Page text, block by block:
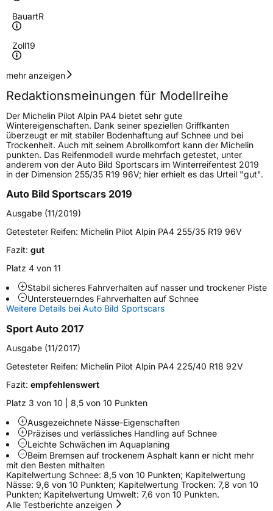
BauartR
Zoll19
Geschwindigkeitsindex
Höchstgeschwindigkeit
240 km/h
Lastindex103
Höchstlast875 kg
Gewicht (in kg)14,2 kg
Generelle Merkmale
FahrzeugtypPKW
VerwendungWinterreifen
Modellname
Fahrzeugart
Weitere Eigenschaften
SchlauchtypTL
ZustandNeureifen
Empfohlen für Porsche
EU Label
EffizienzC
NasshaftungC
mehr anzeigen
Redaktionsmeinungen für Modellreihe
Der Michelin Pilot Alpin PA4 bietet sehr gute
Wintereigenschaften. Dank seiner speziellen Griffkanten
überzeugt er mit stabiler Bodenhaftung auf Schnee und bei
Trockenheit. Auch mit seinem Abrollkomfort kann der Michelin
punkten. Das Reifenmodell wurde mehrfach getestet, unter
anderem von der Auto Bild Sportscars im Winterreifentest 2019
in der Dimension 255/35 R19 96V; hier erhielt es das Urteil "gut".
Auto Bild Sportscars 2019
Ausgabe (11/2019)
Getesteter Reifen: Michelin Pilot Alpin PA4 255/35 R19 96V
Fazit: gut
Platz 4 von 11
Stabil sicheres Fahrverhalten auf nasser und trockener Piste
Untersteuerndes Fahrverhalten auf Schnee
Weitere Details bei Auto Bild Sportscars
Sport Auto 2017
Ausgabe (11/2017)
Getesteter Reifen: Michelin Pilot Alpin PA4 225/40 R18 92V
Fazit: empfehlenswert
Platz 3 von 10 | 8,5 von 10 Punkten
Ausgezeichnete Nässe-Eigenschaften
Präzises und verlässliches Handling auf Schnee
Leichte Schwächen im Aquaplaning
Beim Bremsen auf trockenem Asphalt kann er nicht mehr
mit den Besten mithalten
Kapitelwertung Schnee: 8,5 von 10 Punkten; Kapitelwertung
Nässe: 9,6 von 10 Punkten; Kapitelwertung Trocken: 7,8 von 10
Punkten; Kapitelwertung Umwelt: 7,6 von 10 Punkten.
Alle Testberichte anzeigen